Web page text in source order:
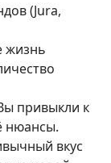
(Jura,
жизнь
привыкли к
нюансы.
вкус